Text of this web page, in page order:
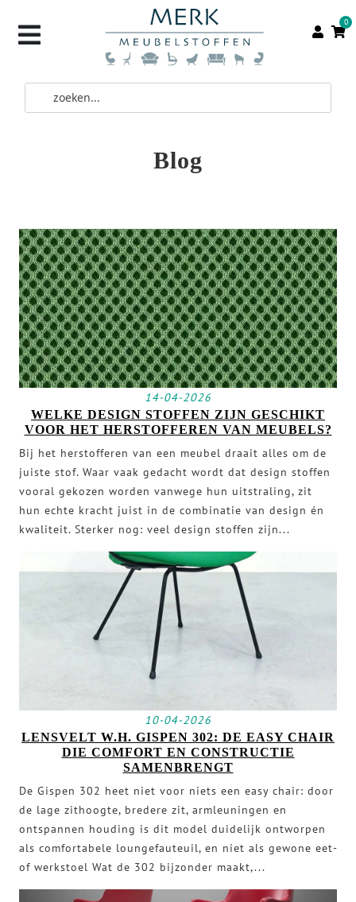
0
Blog
14-04-2026
WELKE DESIGN STOFFEN ZIJN GESCHIKT
VOOR HET HERSTOFFEREN VAN MEUBELS?
Bij het herstofferen van een meubel draait alles om de
juiste stof. Waar vaak gedacht wordt dat design stoffen
vooral gekozen worden vanwege hun uitstraling, zit
hun echte kracht juist in de combinatie van design én
kwaliteit. Sterker nog: veel design stoffen zijn...
10-04-2026
LENSVELT W.H. GISPEN 302: DE EASY CHAIR
DIE COMFORT EN CONSTRUCTIE
SAMENBRENGT
De Gispen 302 heet niet voor niets een easy chair: door
de lage zithoogte, bredere zit, armleuningen en
ontspannen houding is dit model duidelijk ontworpen
als comfortabele loungefauteuil, en niet als gewone eet-
of werkstoel Wat de 302 bijzonder maakt,...